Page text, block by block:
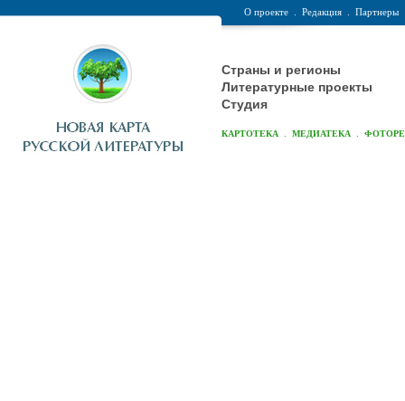
О проекте Редакция Партнеры
Страны и регионы
Литературные проекты
Студия
КАРТОТЕКА МЕДИАТЕКА